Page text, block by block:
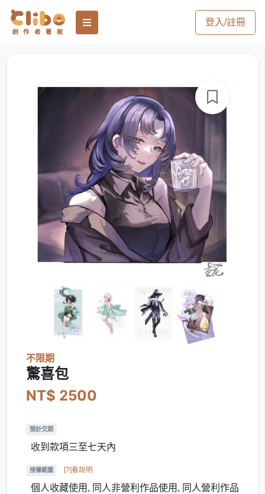
登入/註冊
不限期
驚喜包
NT$ 2500
預計交期
收到款項三至七天內
授權範圍 [?]看說明
個人收藏使用, 同人非營利作品使用, 同人營利作品